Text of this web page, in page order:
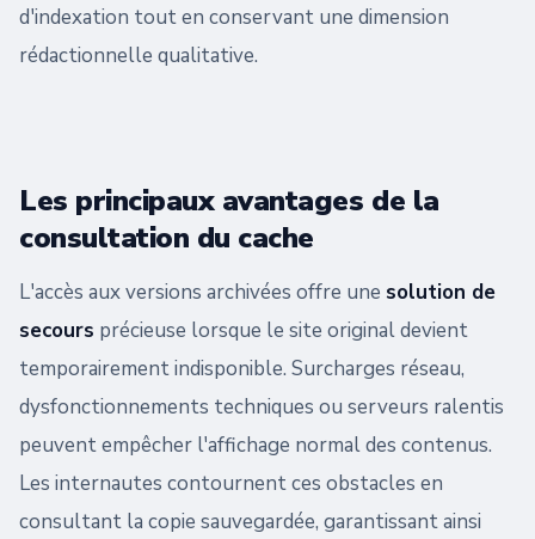
d'indexation tout en conservant une dimension
rédactionnelle qualitative.
Les principaux avantages de la
consultation du cache
L'accès aux versions archivées offre une solution de
secours précieuse lorsque le site original devient
temporairement indisponible. Surcharges réseau,
dysfonctionnements techniques ou serveurs ralentis
peuvent empêcher l'affichage normal des contenus.
Les internautes contournent ces obstacles en
consultant la copie sauvegardée, garantissant ainsi